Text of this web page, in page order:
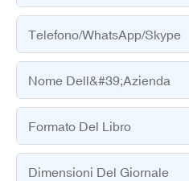
Telefono/WhatsApp/Skype
Nome Dell&#39;azienda
Formato Del Libro
Dimensioni Del Giornale